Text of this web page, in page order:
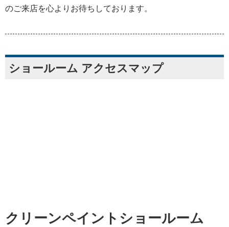
のご来店を心よりお待ちしております。
ショールーム アクセスマップ
クリーンペイントショールーム